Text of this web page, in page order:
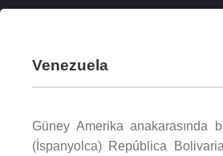
Venezuela
Güney Amerika anakarasında
(İspanyolca) República